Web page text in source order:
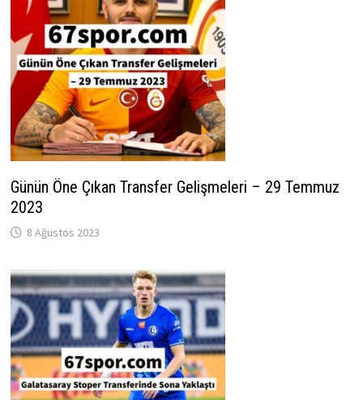
Günün Öne Çıkan Transfer Gelişmeleri – 29 Temmuz
2023
8 Ağustos 2023